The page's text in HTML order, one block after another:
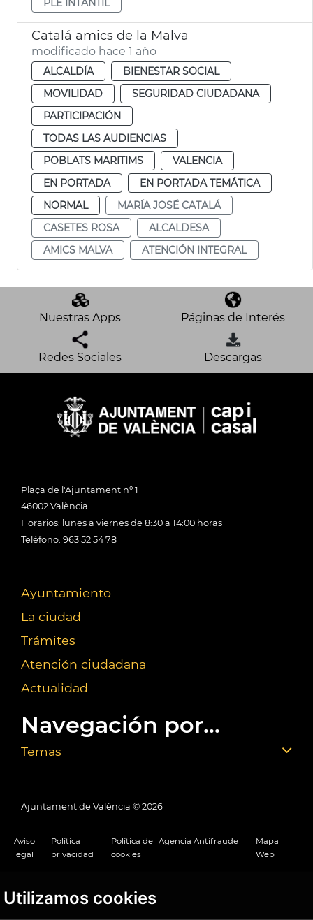
Utilizamos cookies
Catalá amics de la Malva
modificado hace 1 año
ALCALDÍA
BIENESTAR SOCIAL
MOVILIDAD
SEGURIDAD CIUDADANA
PARTICIPACIÓN
TODAS LAS AUDIENCIAS
POBLATS MARITIMS
VALENCIA
EN PORTADA
EN PORTADA TEMÁTICA
NORMAL
MARÍA JOSÉ CATALÁ
CASETES ROSA
ALCALDESA
AMICS MALVA
ATENCIÓN INTEGRAL
Nuestras Apps Páginas de Interés
Redes Sociales Descargas
Plaça de l'Ajuntament nº 1
46002 València
Horarios: lunes a viernes de 8:30 a 14:00 horas
Teléfono: 963 52 54 78
Ayuntamiento
La ciudad
Trámites
Atención ciudadana
Actualidad
Navegación por...
Temas
Ajuntament de València © 2026
Aviso
legal
Política
privacidad
Política de
cookies
Agencia Antifraude
Mapa
Web